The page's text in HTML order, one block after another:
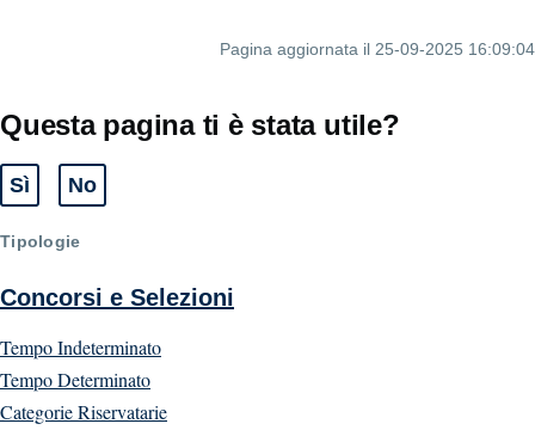
Pagina aggiornata il 25-09-2025 16:09:04
Questa pagina ti è stata utile?
Sì
Tipologie
Concorsi e Selezioni
Tempo Indeterminato
Tempo Determinato
Categorie Riservatarie